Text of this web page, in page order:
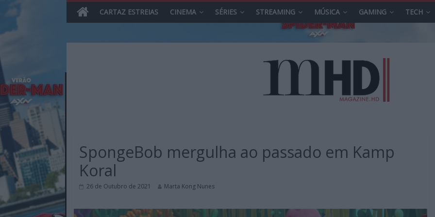
content
News,
Reviews
sobre
CARTAZ ESTREIAS CINEMA SÉRIES STREAMING MÚSICA GAMING TECH
SpongeBob mergulha ao passado em Kamp
Koral
26 de Outubro de 2021 Marta Kong Nunes